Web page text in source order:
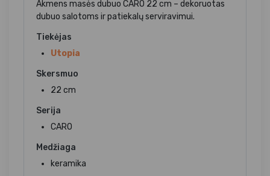
Akmens masės dubuo CARO 22 cm – dekoruotas
dubuo salotoms ir patiekalų serviravimui.
Tiekėjas
Utopia
Skersmuo
22 cm
Serija
CARO
Medžiaga
keramika